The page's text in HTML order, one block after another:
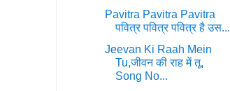
Pavitra Pavitra Pavitra
पवित्र पवित्र पवित्र है उस...
Jeevan Ki Raah Mein
Tu,जीवन की राह में तू,
Song No...